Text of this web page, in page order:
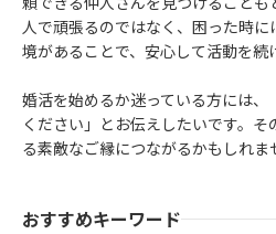
人で頑張るのではなく、困った時
境があることで、安心して活動を続
婚活を始めるか迷っている方には、
ください」とお伝えしたいです。
る素敵なご縁につながるかもしれま
おすすめキーワード